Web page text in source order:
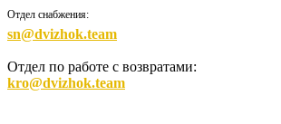
Отдел снабжения:
sn@dvizhok.team
Отдел по работе с возвратами:
kro@dvizhok.team